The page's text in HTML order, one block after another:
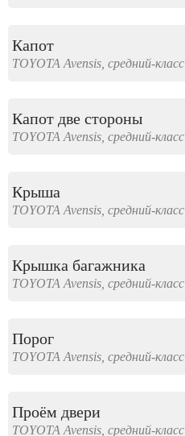
Капот
TOYOTA Avensis, средний-класс
Капот две стороны
TOYOTA Avensis, средний-класс
Крыша
TOYOTA Avensis, средний-класс
Крышка багажника
TOYOTA Avensis, средний-класс
Порог
TOYOTA Avensis, средний-класс
Проём двери
TOYOTA Avensis, средний-класс